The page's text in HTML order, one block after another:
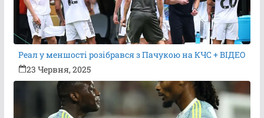
Реал у меншості розібрався з Пачукою на КЧС + ВІДЕО
23 Червня, 2025